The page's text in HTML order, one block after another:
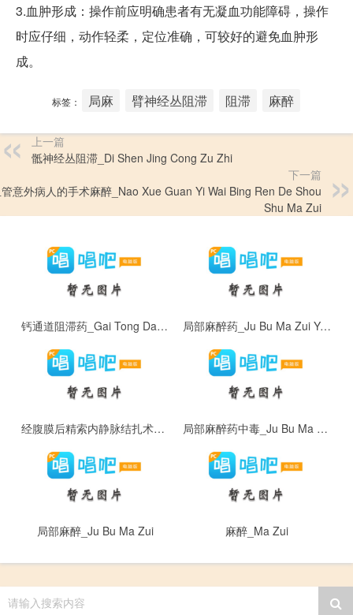
3.血肿形成：操作前应明确患者有无凝血功能障碍，操作
时应仔细，动作轻柔，定位准确，可较好的避免血肿形
成。
标签： 局麻 臂神经丛阻滞 阻滞 麻醉
上一篇
骶神经丛阻滞_Di Shen Jing Cong Zu Zhi
下一篇
意外病人的手术麻醉_Nao Xue Guan Yi Wai Bing Ren De Shou
Shu Ma Zui
钙通道阻滞药_Gai Tong Dao Zu Zhi Yao 局部麻醉药_Ju Bu Ma Zui Yao
经腹膜后精索内静脉结扎术_Jing Fu Mo Hou Jing Suo Nei Jing Mai Jie Zha Shu 局部麻醉药中毒_Ju Bu Ma Zui Yao Zhong Du
局部麻醉_Ju Bu Ma Zui 麻醉_Ma Zui
请输入搜索内容